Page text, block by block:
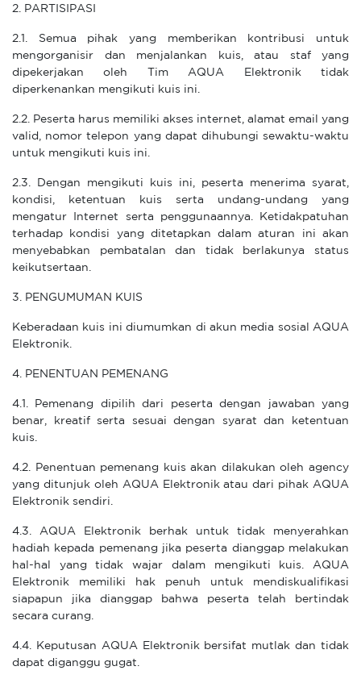
2. PARTISIPASI
2.1. Semua pihak yang memberikan kontribusi untuk
mengorganisir dan menjalankan kuis, atau staf yang
dipekerjakan oleh Tim AQUA Elektronik tidak
diperkenankan mengikuti kuis ini.
2.2. Peserta harus memiliki akses internet, alamat email yang
valid, nomor telepon yang dapat dihubungi sewaktu-waktu
untuk mengikuti kuis ini.
2.3. Dengan mengikuti kuis ini, peserta menerima syarat,
kondisi, ketentuan kuis serta undang-undang yang
mengatur Internet serta penggunaannya. Ketidakpatuhan
terhadap kondisi yang ditetapkan dalam aturan ini akan
menyebabkan pembatalan dan tidak berlakunya status
keikutsertaan.
3. PENGUMUMAN KUIS
Keberadaan kuis ini diumumkan di akun media sosial AQUA
Elektronik.
4. PENENTUAN PEMENANG
4.1. Pemenang dipilih dari peserta dengan jawaban yang
benar, kreatif serta sesuai dengan syarat dan ketentuan
kuis.
4.2. Penentuan pemenang kuis akan dilakukan oleh agency
yang ditunjuk oleh AQUA Elektronik atau dari pihak AQUA
Elektronik sendiri.
4.3. AQUA Elektronik berhak untuk tidak menyerahkan
hadiah kepada pemenang jika peserta dianggap melakukan
hal-hal yang tidak wajar dalam mengikuti kuis. AQUA
Elektronik memiliki hak penuh untuk mendiskualifikasi
siapapun jika dianggap bahwa peserta telah bertindak
secara curang.
4.4. Keputusan AQUA Elektronik bersifat mutlak dan tidak
dapat diganggu gugat.